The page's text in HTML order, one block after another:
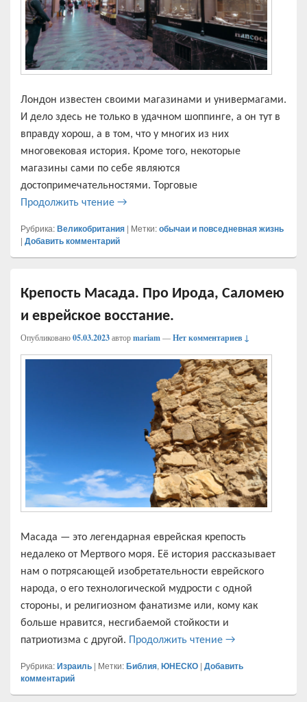
Лондон известен своими магазинами и универмагами.
И дело здесь не только в удачном шоппинге, а он тут в
вправду хорош, а в том, что у многих из них
многовековая история. Кроме того, некоторые
магазины сами по себе являются
достопримечательностями. Торговые
Продолжить чтение Знаменитые универмаги Лондона,
→
Рубрика:Великобритания | Метки:обычаи и повседневная жизнь
| Добавить комментарий
Крепость Масада. Про Ирода, Саломею
и еврейское восстание.
Опубликовано05.03.2023авторmariam—Нет комментариев ↓
Масада — это легендарная еврейская крепость
недалеко от Мертвого моря. Её история рассказывает
нам о потрясающей изобретательности еврейского
народа, о его технологической мудрости с одной
стороны, и религиозном фанатизме или, кому как
больше нравится, несгибаемой стойкости и
патриотизма с другой.
Продолжить чтение Крепость
→
Рубрика:Израиль | Метки:Библия, ЮНЕСКО | Добавить
комментарий